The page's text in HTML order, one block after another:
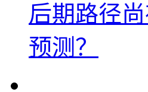
后期路径
预测？